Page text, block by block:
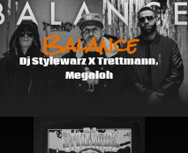
Balance
Dj Stylewarz X Trettmann,
Megaloh